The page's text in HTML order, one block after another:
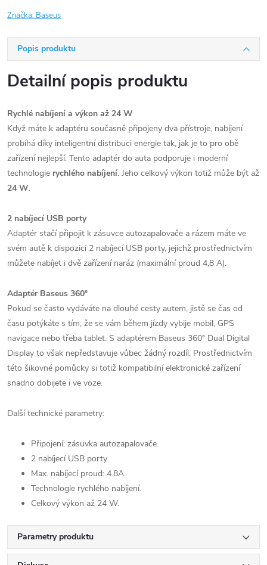
Značka: Baseus
Popis produktu
Detailní popis produktu
Rychlé nabíjení a výkon až 24 W
Když máte k adaptéru současně připojeny dva přístroje, nabíjení
probíhá díky inteligentní distribuci energie tak, jak je to pro obě
zařízení nejlepší. Tento adaptér do auta podporuje i moderní
technologie rychlého nabíjení. Jeho celkový výkon totiž může být až
24 W.
2 nabíjecí USB porty
Adaptér stačí připojit k zásuvce autozapalovače a rázem máte ve
svém autě k dispozici 2 nabíjecí USB porty, jejichž prostřednictvím
můžete nabíjet i dvě zařízení naráz (maximální proud 4,8 A).
Adaptér Baseus 360°
Pokud se často vydáváte na dlouhé cesty autem, jistě se čas od
času potýkáte s tím, že se vám během jízdy vybije mobil, GPS
navigace nebo třeba tablet. S adaptérem Baseus 360° Dual Digital
Display to však nepředstavuje vůbec žádný rozdíl. Prostřednictvím
této šikovné pomůcky si totiž kompatibilní elektronické zařízení
snadno dobijete i ve voze.
Další technické parametry:
Připojení: zásuvka autozapalovače.
2 nabíjecí USB porty.
Max. nabíjecí proud: 4.8A.
Technologie rychlého nabíjení.
Celkový výkon až 24 W.
Parametry produktu